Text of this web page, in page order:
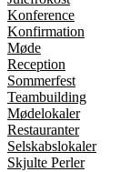
Konference
Konfirmation
Møde
Reception
Sommerfest
Teambuilding
Mødelokaler
Restauranter
Selskabslokaler
Skjulte Perler